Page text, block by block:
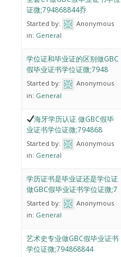
证微;794868844乔
Started by:
Anonymous
in: General
学位证和毕业证的区别做GBC
假毕业证书学位证微;7948
Started by:
Anonymous
in: General
海牙学历认证 做GBC假毕
业证书学位证微;794868
Started by:
Anonymous
in: General
学历证书是毕业证还是学位证
做GBC假毕业证书学位证微;7
Started by:
Anonymous
in: General
艺术史专业做GBC假毕业证书
学位证微;794868844